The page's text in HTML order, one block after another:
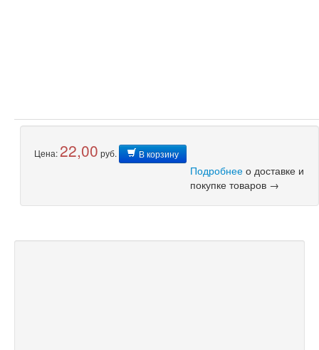
Цена: 22,00 руб. В корзину
Подробнее о доставке и
покупке товаров →